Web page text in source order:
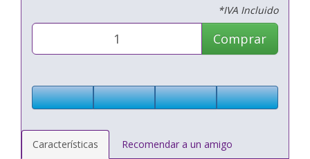
*IVA Incluido
Comprar
Características Recomendar a un amigo